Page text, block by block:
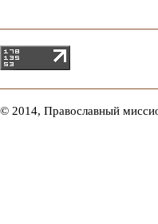
© 2014, Православный